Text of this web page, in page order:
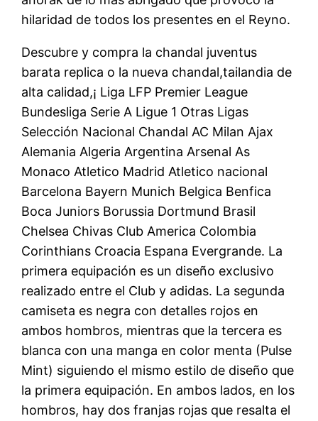
hilaridad de todos los presentes en el Reyno.
Descubre y compra la chandal juventus
barata replica o la nueva chandal,tailandia de
alta calidad,¡ Liga LFP Premier League
Bundesliga Serie A Ligue 1 Otras Ligas
Selección Nacional Chandal AC Milan Ajax
Alemania Algeria Argentina Arsenal As
Monaco Atletico Madrid Atletico nacional
Barcelona Bayern Munich Belgica Benfica
Boca Juniors Borussia Dortmund Brasil
Chelsea Chivas Club America Colombia
Corinthians Croacia Espana Evergrande. La
primera equipación es un diseño exclusivo
realizado entre el Club y adidas. La segunda
camiseta es negra con detalles rojos en
ambos hombros, mientras que la tercera es
blanca con una manga en color menta (Pulse
Mint) siguiendo el mismo estilo de diseño que
la primera equipación. En ambos lados, en los
hombros, hay dos franjas rojas que resalta el